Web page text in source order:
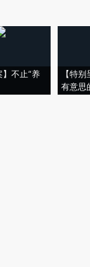
】不止“养
【特
有意思